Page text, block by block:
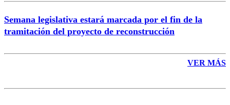
Semana legislativa estará marcada por el fin de la
tramitación del proyecto de reconstrucción
VER MÁS